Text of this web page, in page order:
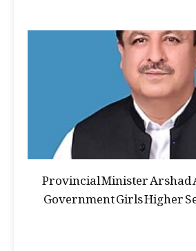
Provincial Minister Arshad
Government Girls Higher